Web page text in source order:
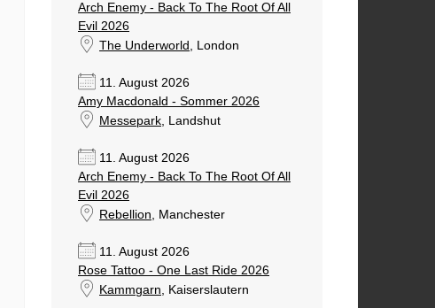
Arch Enemy - Back To The Root Of All
Evil 2026
The Underworld , London
11. August 2026
Amy Macdonald - Sommer 2026
Messepark, Landshut
11. August 2026
Arch Enemy - Back To The Root Of All
Evil 2026
Rebellion, Manchester
11. August 2026
Rose Tattoo - One Last Ride 2026
Kammgarn, Kaiserslautern